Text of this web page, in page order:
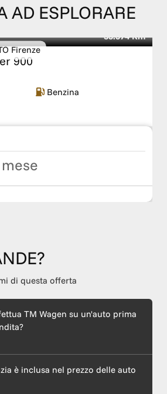
AD ESPLORARE
Firenze
35.574 Km
900
Benzina
di questa offerta
TM Wagen su un'auto prima
completa (motore ed
di tagliando e revisione, il ripristino
è inclusa nel prezzo delle auto